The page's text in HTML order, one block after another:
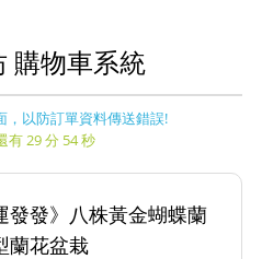
購物車系統
，以防訂單資料傳送錯誤!
有 29 分 54 秒
發發》八株黃金蝴蝶蘭
蘭花盆栽